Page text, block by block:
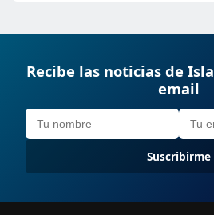
Recibe las noticias de
email
Suscribirme